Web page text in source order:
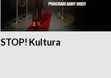
STOP! Kultura